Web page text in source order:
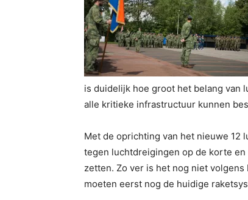
is duidelijk hoe groot het belang van
alle kritieke infrastructuur kunnen
Met de oprichting van het nieuwe
tegen luchtdreigingen op de korte
zetten. Zo ver is het nog niet
moeten eerst nog de huidige